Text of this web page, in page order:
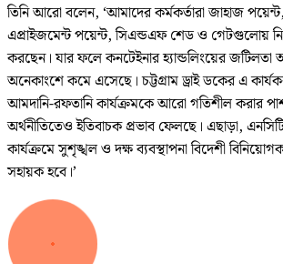
তিনি আরো বলেন, ‘আমাদের কর্মকর্তারা জাহাজ
এপ্রাইজমেন্ট পয়েন্ট, সিএন্ডএফ শেড ও গেটগুলোয়
করছেন। যার ফলে কনটেইনার হ্যান্ডলিংয়ের
অনেকাংশে কমে এসেছে। চট্টগ্রাম ড্রাই ডকের এ
আমদানি-রফতানি কার্যক্রমকে আরো গতিশীল করার
অর্থনীতিতেও ইতিবাচক প্রভাব ফেলছে। এছাড়া,
কার্যক্রমে সুশৃঙ্খল ও দক্ষ ব্যবস্থাপনা বিদেশী
সহায়ক হবে।’